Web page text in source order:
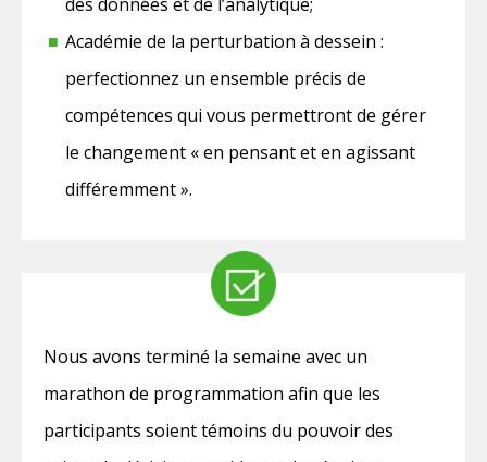
Académie de la perturbation à dessein :
perfectionnez un ensemble précis de
compétences qui vous permettront de gérer
le changement « en pensant et en agissant
différemment ».
Nous avons terminé la semaine avec un
marathon de programmation afin que les
participants soient témoins du pouvoir des